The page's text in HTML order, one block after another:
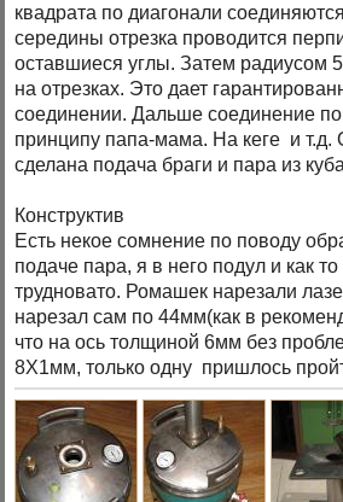
квадрата по диагонали
середины отрезка проводится
оставшиеся углы. Затем радиусом
на отрезках. Это дает
соединении. Дальше соединение
принципу папа-мама. На кеге и т.д.
сделана подача браги и пара из
Конструктив
Есть некое сомнение по поводу
подаче пара, я в него подул и как
трудновато. Ромашек нарезали
нарезал сам по 44мм(как в
что на ось толщиной 6мм без
8Х1мм, только одну пришлось